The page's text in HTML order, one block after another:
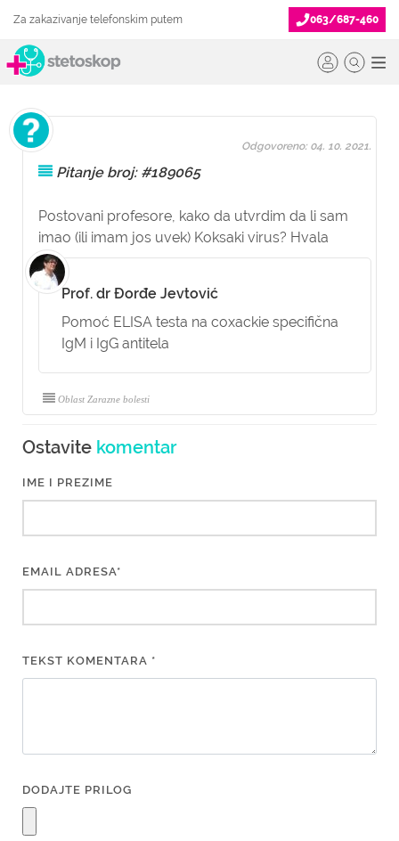
Za zakazivanje telefonskim putem 063/687-460
Pitanje broj: #189065
Postovani profesore, kako da utvrdim da li sam
imao (ili imam jos uvek) Koksaki virus? Hvala
Odgovoreno: 04. 10. 2021.
Prof. dr Đorđe Jevtović
Pomoć ELISA testa na coxackie specifična
IgM i IgG antitela
Oblast Zarazne bolesti
Ostavite komentar
IME I PREZIME
EMAIL ADRESA*
TEKST KOMENTARA *
DODAJTE PRILOG